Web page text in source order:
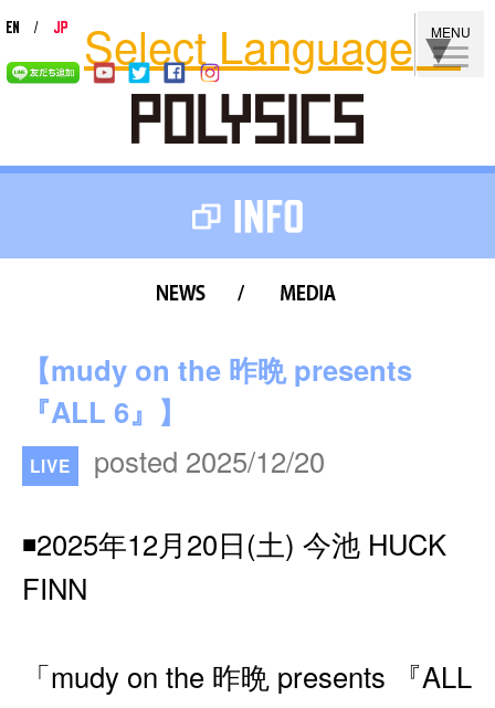
【mudy on the 昨晩 presents
『ALL 6』】
LIVE posted 2025/12/20
◾️2025年12月20日(土) 今池 HUCK
FINN
「mudy on the 昨晩 presents 『ALL
Select Language ▼
MENU